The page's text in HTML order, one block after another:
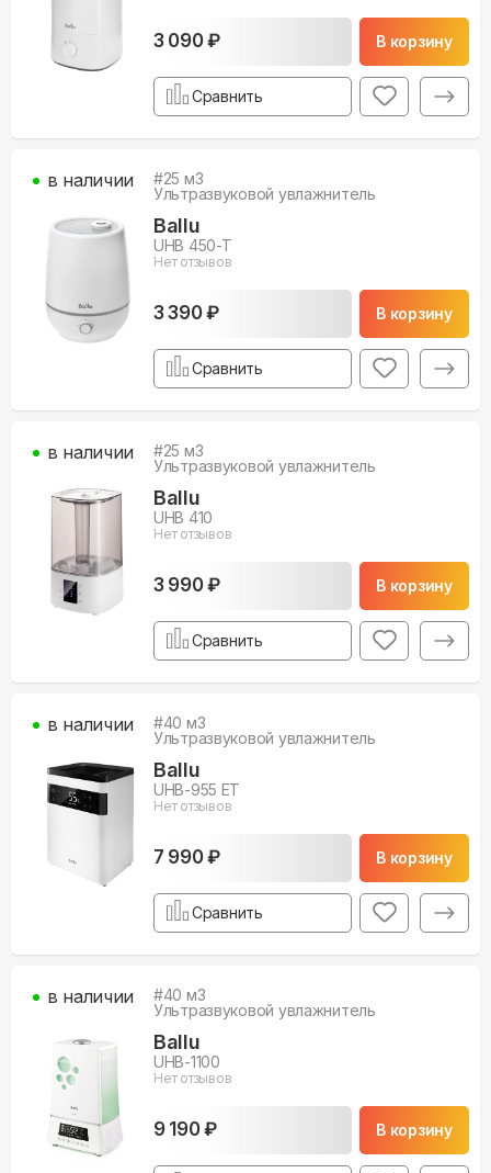
3 090 ₽ В корзину
Сравнить
#25 м3
Ультразвуковой увлажнитель
Ballu
UHB 450-T
Нет отзывов
3 390 ₽ В корзину
в наличии
Сравнить
#25 м3
Ультразвуковой увлажнитель
Ballu
UHB 410
Нет отзывов
3 990 ₽ В корзину
в наличии
Сравнить
#40 м3
Ультразвуковой увлажнитель
Ballu
UHB-955 ET
Нет отзывов
7 990 ₽ В корзину
в наличии
Сравнить
#40 м3
Ультразвуковой увлажнитель
Ballu
UHB-1100
Нет отзывов
9 190 ₽ В корзину
в наличии